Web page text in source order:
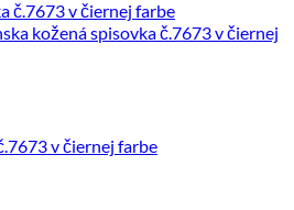
v čiernej farbe